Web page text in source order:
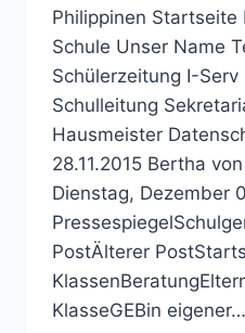
Philippinen Startseite
Schule Unser Name
Schülerzeitung I-
Schulleitung
Hausmeister
28.11.2015 Bertha
Dienstag, Dezember
PostÄlterer
KlasseGEBin eigener…